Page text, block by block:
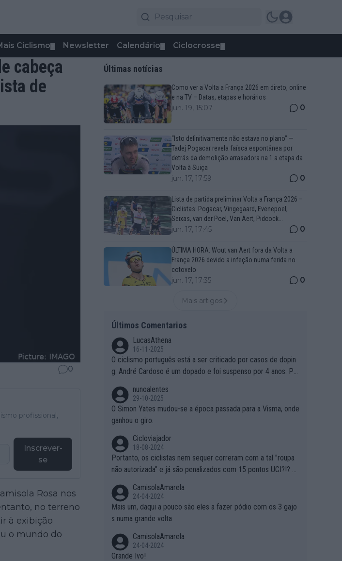
Ciclismo Newsletter Calendário Ciclocrosse
cabeça
de
0
profissional,
Inscrever-
se
Rosa nos
no terreno
à exibição
o mundo do
Últimas notícias
Como ver a Volta a França 2026 em direto, online
e na TV – Datas, etapas e horários
jun. 19, 15:07 0
“Isto definitivamente não estava no plano” —
Tadej Pogacar revela faísca espontânea por
detrás da demolição arrasadora na 1.a etapa da
Volta à Suiça
jun. 17, 17:59 0
Lista de partida preliminar Volta a França 2026 –
Ciclistas: Pogacar, Vingegaard, Evenepoel,
Seixas, van der Poel, Van Aert, Pidcock...
jun. 17, 17:45 0
ÚLTIMA HORA: Wout van Aert fora da Volta a
França 2026 devido a infeção numa ferida no
cotovelo
jun. 17, 17:35 0
Mais artigos
Últimos Comentarios
LucasAthena
16-11-2025
O ciclismo português está a ser criticado por casos de dopin
g. André Cardoso é um dopado e foi suspenso por 4 anos. Po
pado?
nunoalentes
29-10-2025
O Simon Yates mudou-se a época passada para a Visma, onde
ganhou o giro.
Cicloviajador
18-08-2024
Portanto, os ciclistas nem sequer correram com a tal "roupa
não autorizada" e já são penalizados com 15 pontos UCI?!? S
entende... Mas penalizar os atletas retirando-lhes pontos??? Is
to é roubar na secretaria o que os atletas conquistam na estra
da!
CamisolaAmarela
24-04-2024
Mais um, daqui a pouco são eles a fazer pódio com os 3 gajo
s numa grande volta
CamisolaAmarela
24-04-2024
Grande Ivo!